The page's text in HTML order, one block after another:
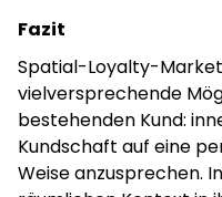
Fazit
Spatial-Loyalty-
vielversprechende
bestehenden Kund:
Kundschaft auf eine
Weise anzusprechen.